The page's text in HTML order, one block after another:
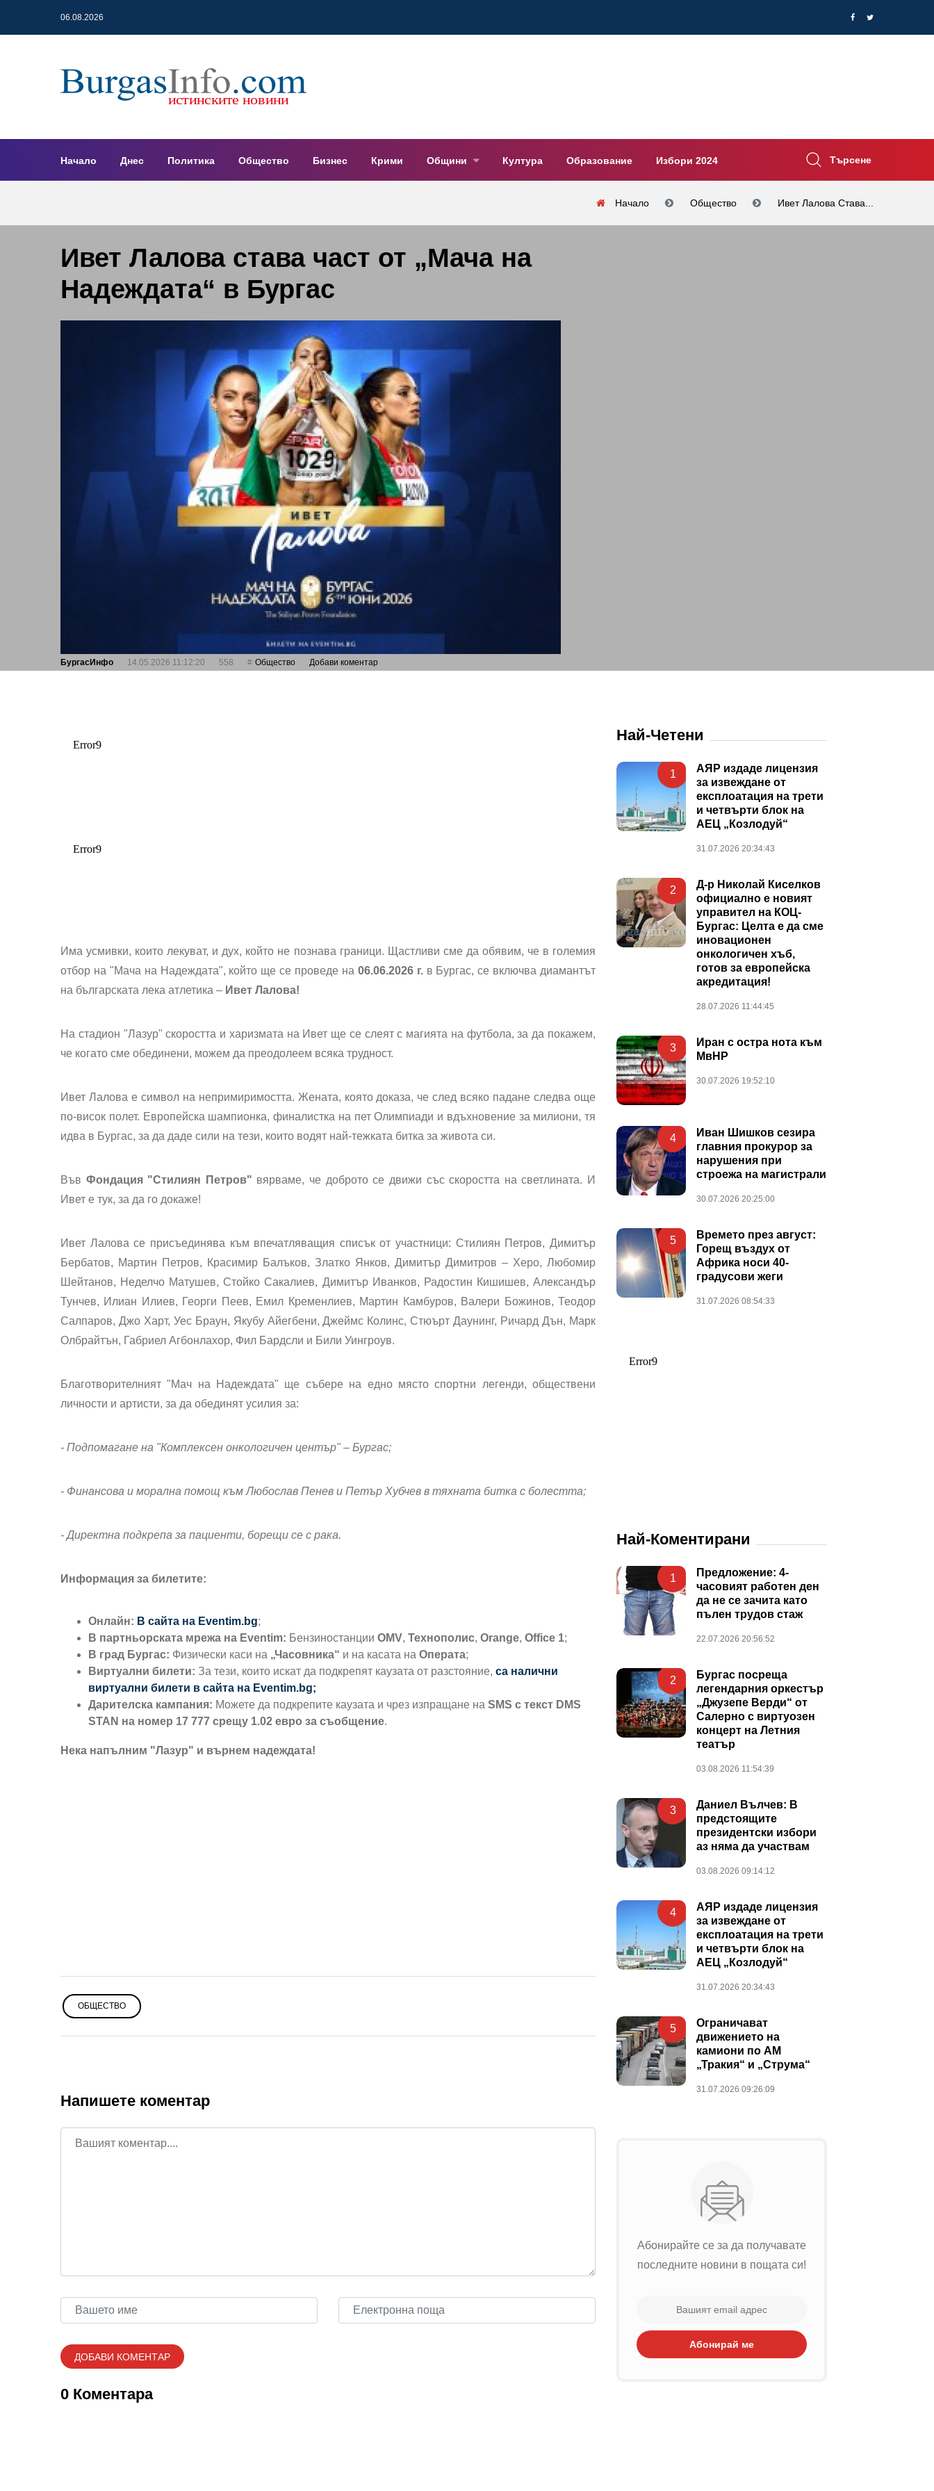
06.08.2026
Начало Днес Политика Общество Бизнес Крими Общини Култура Образование Избори 2024 Търсене
Начало Общество Ивет Лалова Става...
Ивет Лалова става част от „Мача на
Надеждата“ в Бургас
БургасИнфо 14.05.2026 11:12:20 558 Общество Добави коментар
Има усмивки, които лекуват, и дух, който не познава граници. Щастливи сме да обявим, че в големия
отбор на "Мача на Надеждата", който ще се проведе на 06.06.2026 г.в Бургас, се включва диамантът
на българската лека атлетика – Ивет Лалова!
На стадион "Лазур" скоростта и харизмата на Ивет ще се слеят с магията на футбола, за да покажем,
че когато сме обединени, можем да преодолеем всяка трудност.
Ивет Лалова е символ на непримиримостта. Жената, която доказа, че след всяко падане следва още
по-висок полет. Европейска шампионка, финалистка на пет Олимпиади и вдъхновение за милиони, тя
идва в Бургас, за да даде сили на тези, които водят най-тежката битка за живота си.
Във Фондация "Стилиян Петров" вярваме, че доброто се движи със скоростта на светлината. И
Ивет е тук, за да го докаже!
Ивет Лалова се присъединява към впечатляващия списък от участници: Стилиян Петров, Димитър
Бербатов, Мартин Петров, Красимир Балъков, Златко Янков, Димитър Димитров – Херо, Любомир
Шейтанов, Неделчо Матушев, Стойко Сакалиев, Димитър Иванков, Радостин Кишишев, Александър
Тунчев, Илиан Илиев, Георги Пеев, Емил Кременлиев, Мартин Камбуров, Валери Божинов, Теодор
Салпаров, Джо Харт, Уес Браун, Якубу Айегбени, Джеймс Колинс, Стюърт Даунинг, Ричард Дън, Марк
Олбрайтън, Габриел Агбонлахор, Фил Бардсли и Били Уингроув.
Благотворителният "Мач на Надеждата" ще събере на едно място спортни легенди, обществени
личности и артисти, за да обединят усилия за:
- Подпомагане на "Комплексен онкологичен център" – Бургас;
- Финансова и морална помощ към Любослав Пенев и Петър Хубчев в тяхната битка с болестта;
- Директна подкрепа за пациенти, борещи се с рака.
Информация за билетите:
Онлайн: В сайта на Eventim.bg;
В партньорската мрежа на Eventim: Бензиностанции OMV, Технополис, Orange, Office 1;
В град Бургас: Физически каси на „Часовника“ и на касата на Операта;
Виртуални билети: За тези, които искат да подкрепят каузата от разстояние, са налични
виртуални билети в сайта на Eventim.bg;
Дарителска кампания: Можете да подкрепите каузата и чрез изпращане на SMS с текст DMS
STAN на номер 17 777 срещу 1.02 евро за съобщение.
Нека напълним "Лазур" и върнем надеждата!
ОБЩЕСТВО
Напишете коментар
0 Коментара
Най-Четени
1
АЯР издаде лицензия
за извеждане от
експлоатация на трети
и четвърти блок на
АЕЦ „Козлодуй“
31.07.2026 20:34:43
2
Д-р Николай Киселков
официално е новият
управител на КОЦ-
Бургас: Целта е да сме
иновационен
онкологичен хъб,
готов за европейска
акредитация!
28.07.2026 11:44:45
3
Иран с остра нота към
МвНР
30.07.2026 19:52:10
4
Иван Шишков сезира
главния прокурор за
нарушения при
строежа на магистрали
30.07.2026 20:25:00
5
Времето през август:
Горещ въздух от
Африка носи 40-
градусови жеги
31.07.2026 08:54:33
Най-Коментирани
1
Предложение: 4-
часовият работен ден
да не се зачита като
пълен трудов стаж
22.07.2026 20:56:52
2
Бургас посреща
легендарния оркестър
„Джузепе Верди“ от
Салерно с виртуозен
концерт на Летния
театър
03.08.2026 11:54:39
3
Даниел Вълчев: В
предстоящите
президентски избори
аз няма да участвам
03.08.2026 09:14:12
4
АЯР издаде лицензия
за извеждане от
експлоатация на трети
и четвърти блок на
АЕЦ „Козлодуй“
31.07.2026 20:34:43
5
Ограничават
движението на
камиони по АМ
„Тракия“ и „Струма“
31.07.2026 09:26:09
Абонирайте се за да получавате
последните новини в пощата си!
Абонирай ме